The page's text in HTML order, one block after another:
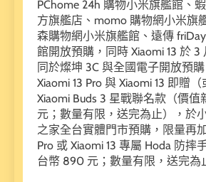
PChome 24h 購物小米旗艦館、
方旗艦店、momo 購物網小米旗
森購物網小米旗艦館、遠傳
館開放預購，同時 Xiaomi 13 於 3
同於燦坤 3C 與全國電子開放預
Xiaomi 13 Pro 與 Xiaomi 13 即贈（
Xiaomi Buds 3 星戰聯名款（價值
元；數量有限，送完為止），於
之家全台實體門市預購，限量再
Pro 或 Xiaomi 13 專屬 Hoda 防摔
台幣 890 元；數量有限，送完為